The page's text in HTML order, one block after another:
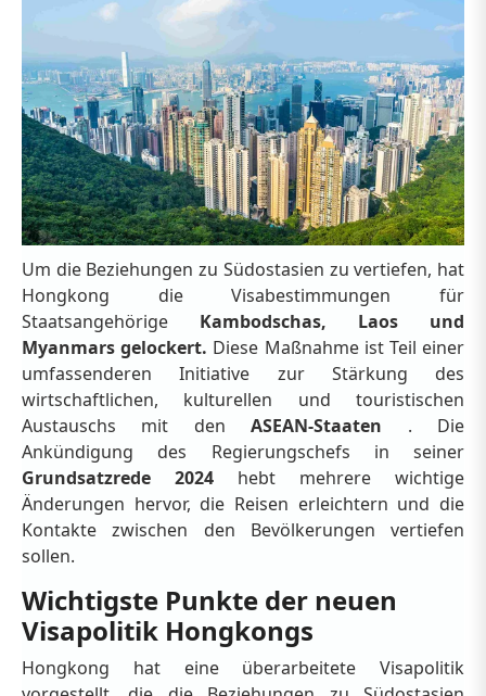
Um die Beziehungen zu Südostasien zu vertiefen, hat
Hongkong die Visabestimmungen für
Staatsangehörige Kambodschas, Laos und
Myanmars gelockert. Diese Maßnahme ist Teil einer
umfassenderen Initiative zur Stärkung des
wirtschaftlichen, kulturellen und touristischen
Austauschs mit denASEAN-Staaten . Die
Ankündigung des Regierungschefs in seiner
Grundsatzrede 2024 hebt mehrere wichtige
Änderungen hervor, die Reisen erleichtern und die
Kontakte zwischen den Bevölkerungen vertiefen
sollen.
Wichtigste Punkte der neuen
Visapolitik Hongkongs
Hongkong hat eine überarbeitete Visapolitik